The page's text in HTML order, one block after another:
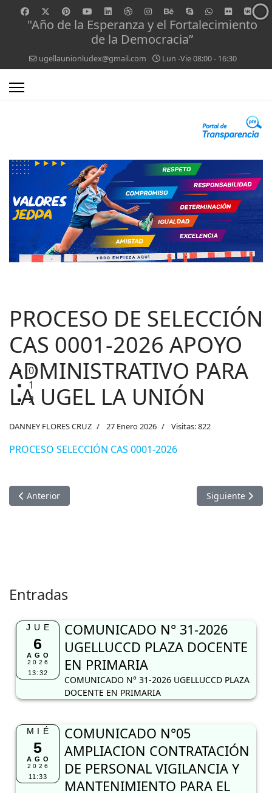
"Año de la Esperanza y el Fortalecimiento
de la Democracia”
ugellaunionludex@gmail.com Lun -Vie 08:00 - 16:30
0
1
2
PROCESO DE SELECCIÓN
CAS 0001-2026 APOYO
ADMINISTRATIVO PARA
LA UGEL LA UNIÓN
DANNEY FLORES CRUZ 27 Enero 2026 Visitas: 822
PROCESO SELECCIÓN CAS 0001-2026
Artículo anterior: MODIFICACIÓN DE CRONOGRAMA
Anterior Artículo
Siguiente
Entradas
JUE
6
AGO
2026
13:32
COMUNICADO N° 31-2026
UGELLUCCD PLAZA DOCENTE
EN PRIMARIA
COMUNICADO N° 31-2026 UGELLUCCD PLAZA
DOCENTE EN PRIMARIA
MIÉ
5
AGO
2026
11:33
COMUNICADO N°05
AMPLIACION CONTRATACIÓN
DE PERSONAL VIGILANCIA Y
MANTENIMIENTO PARA EL